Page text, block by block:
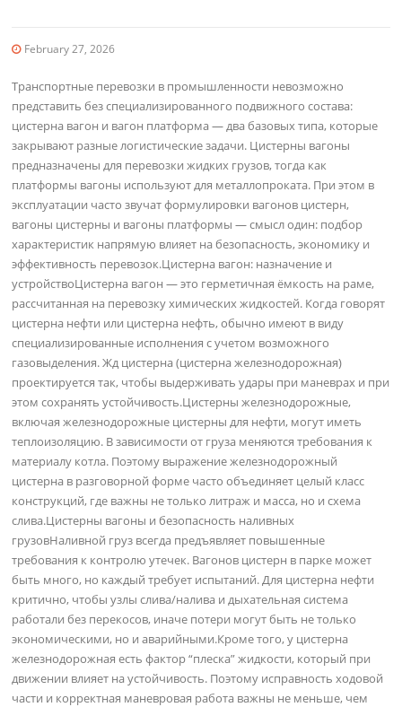
February 27, 2026
Транспортные перевозки в промышленности невозможно
представить без специализированного подвижного состава:
цистерна вагон и вагон платформа — два базовых типа, которые
закрывают разные логистические задачи. Цистерны вагоны
предназначены для перевозки жидких грузов, тогда как
платформы вагоны используют для металлопроката. При этом в
эксплуатации часто звучат формулировки вагонов цистерн,
вагоны цистерны и вагоны платформы — смысл один: подбор
характеристик напрямую влияет на безопасность, экономику и
эффективность перевозок.Цистерна вагон: назначение и
устройствоЦистерна вагон — это герметичная ёмкость на раме,
рассчитанная на перевозку химических жидкостей. Когда говорят
цистерна нефти или цистерна нефть, обычно имеют в виду
специализированные исполнения с учетом возможного
газовыделения. Жд цистерна (цистерна железнодорожная)
проектируется так, чтобы выдерживать удары при маневрах и при
этом сохранять устойчивость.Цистерны железнодорожные,
включая железнодорожные цистерны для нефти, могут иметь
теплоизоляцию. В зависимости от груза меняются требования к
материалу котла. Поэтому выражение железнодорожный
цистерна в разговорной форме часто объединяет целый класс
конструкций, где важны не только литраж и масса, но и схема
слива.Цистерны вагоны и безопасность наливных
грузовНаливной груз всегда предъявляет повышенные
требования к контролю утечек. Вагонов цистерн в парке может
быть много, но каждый требует испытаний. Для цистерна нефти
критично, чтобы узлы слива/налива и дыхательная система
работали без перекосов, иначе потери могут быть не только
экономическими, но и аварийными.Кроме того, у цистерна
железнодорожная есть фактор “плеска” жидкости, который при
движении влияет на устойчивость. Поэтому исправность ходовой
части и корректная маневровая работа важны не меньше, чем